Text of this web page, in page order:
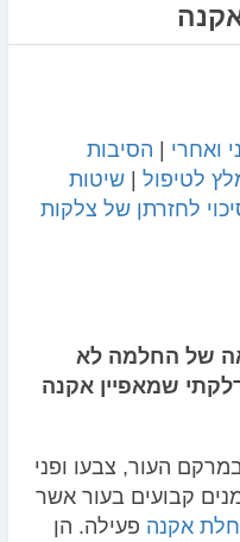
ואחרי
הסיבות
לטיפול
שיטות
לחזרתן של צלקות
של החלמה לא
שמאפיין אקנה
העור, צבעו ופני
קבועים בעור אשר
אקנה פעילה. הן